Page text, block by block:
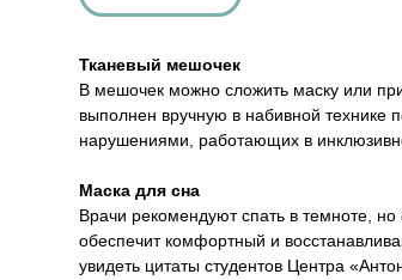
Тканевый мешочек
В мешочек можно сложить маску или
выполнен вручную в набивной технике
нарушениями, работающих в
Маска для сна
Врачи рекомендуют спать в темноте,
обеспечит комфортный и
увидеть цитаты студентов Центра